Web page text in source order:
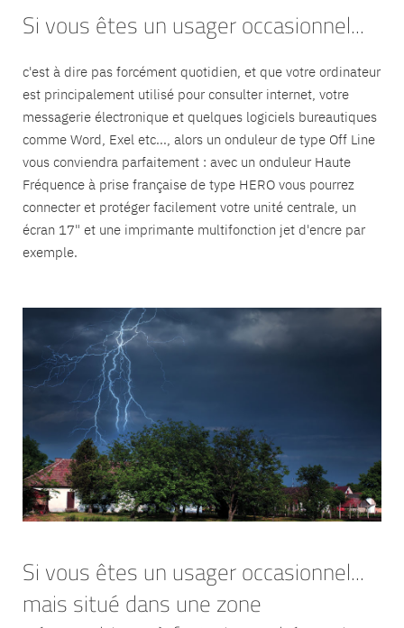
Si vous êtes un usager occasionnel...
c'est à dire pas forcément quotidien, et que votre ordinateur
est principalement utilisé pour consulter internet, votre
messagerie électronique et quelques logiciels bureautiques
comme Word, Exel etc..., alors un onduleur de type Off Line
vous conviendra parfaitement : avec un onduleur Haute
Fréquence à prise française de type HERO vous pourrez
connecter et protéger facilement votre unité centrale, un
écran 17" et une imprimante multifonction jet d'encre par
exemple.
Si vous êtes un usager occasionnel...
mais situé dans une zone